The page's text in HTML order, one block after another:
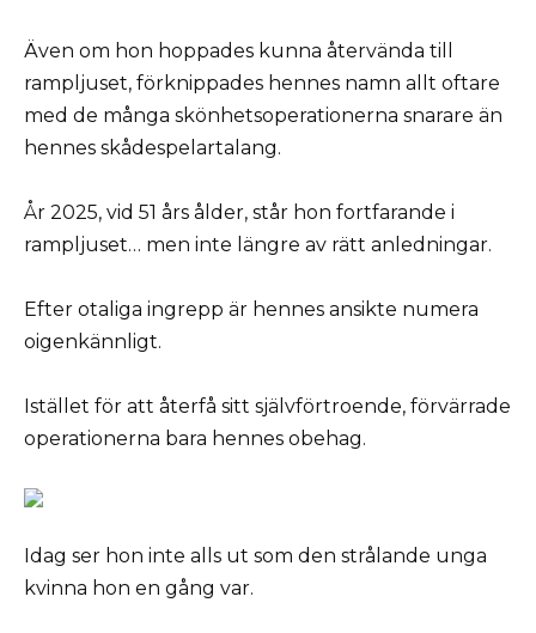
Även om hon hoppades kunna återvända till
rampljuset, förknippades hennes namn allt oftare
med de många skönhetsoperationerna snarare än
hennes skådespelartalang.
År 2025, vid 51 års ålder, står hon fortfarande i
rampljuset… men inte längre av rätt anledningar.
Efter otaliga ingrepp är hennes ansikte numera
oigenkännligt.
Istället för att återfå sitt självförtroende, förvärrade
operationerna bara hennes obehag.
Idag ser hon inte alls ut som den strålande unga
kvinna hon en gång var.